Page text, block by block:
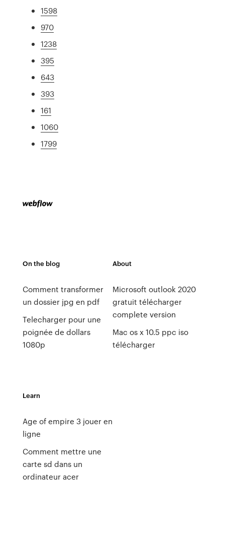
1598
970
1238
395
643
393
161
1060
1799
On the blog
Comment transformer
un dossier jpg en pdf
Telecharger pour une
poignée de dollars
1080p
About
Microsoft outlook 2020
gratuit télécharger
complete version
Mac os x 10.5 ppc iso
télécharger
Learn
Age of empire 3 jouer en
ligne
Comment mettre une
carte sd dans un
ordinateur acer